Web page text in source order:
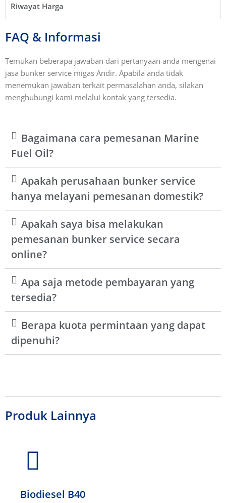
Riwayat Harga​
FAQ & Informasi
Temukan beberapa jawaban dari pertanyaan anda mengenai
jasa bunker service migas Andir. Apabila anda tidak
menemukan jawaban terkait permasalahan anda, silakan
menghubungi kami melalui kontak yang tersedia.
Bagaimana cara pemesanan Marine
Fuel Oil?
Apakah perusahaan bunker service
hanya melayani pemesanan domestik?
Apakah saya bisa melakukan
pemesanan bunker service secara
online?
Apa saja metode pembayaran yang
tersedia?
Berapa kuota permintaan yang dapat
dipenuhi?
Produk Lainnya
Biodiesel B40